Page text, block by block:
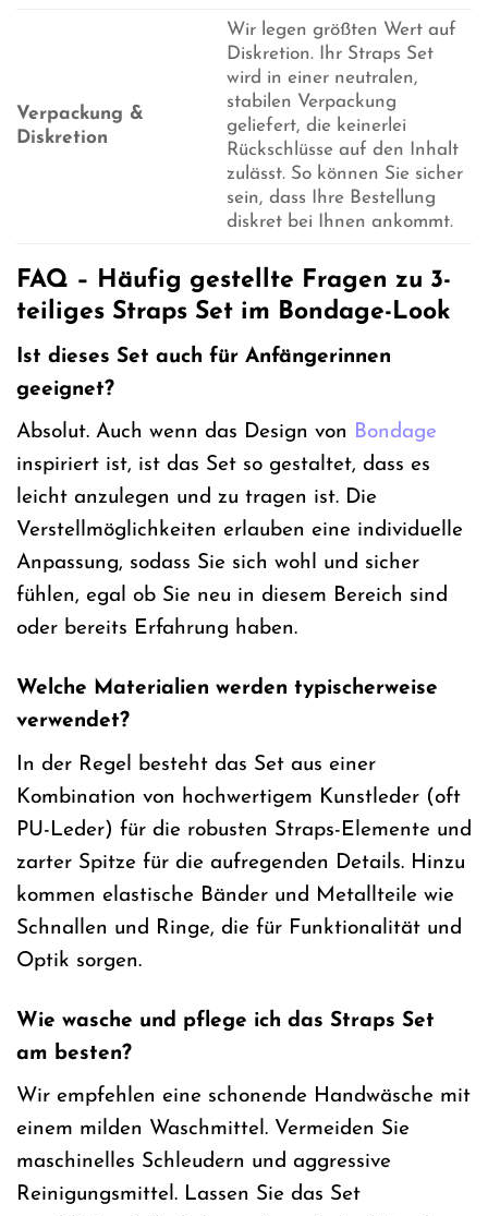
Verpackung &
Diskretion
Wir legen größten Wert auf
Diskretion. Ihr Straps Set
wird in einer neutralen,
stabilen Verpackung
geliefert, die keinerlei
Rückschlüsse auf den Inhalt
zulässt. So können Sie sicher
sein, dass Ihre Bestellung
diskret bei Ihnen ankommt.
FAQ – Häufig gestellte Fragen zu 3-
teiliges Straps Set im Bondage-Look
Ist dieses Set auch für Anfängerinnen
geeignet?
Absolut. Auch wenn das Design von Bondage
inspiriert ist, ist das Set so gestaltet, dass es
leicht anzulegen und zu tragen ist. Die
Verstellmöglichkeiten erlauben eine individuelle
Anpassung, sodass Sie sich wohl und sicher
fühlen, egal ob Sie neu in diesem Bereich sind
oder bereits Erfahrung haben.
Welche Materialien werden typischerweise
verwendet?
In der Regel besteht das Set aus einer
Kombination von hochwertigem Kunstleder (oft
PU-Leder) für die robusten Straps-Elemente und
zarter Spitze für die aufregenden Details. Hinzu
kommen elastische Bänder und Metallteile wie
Schnallen und Ringe, die für Funktionalität und
Optik sorgen.
Wie wasche und pflege ich das Straps Set
am besten?
Wir empfehlen eine schonende Handwäsche mit
einem milden Waschmittel. Vermeiden Sie
maschinelles Schleudern und aggressive
Reinigungsmittel. Lassen Sie das Set